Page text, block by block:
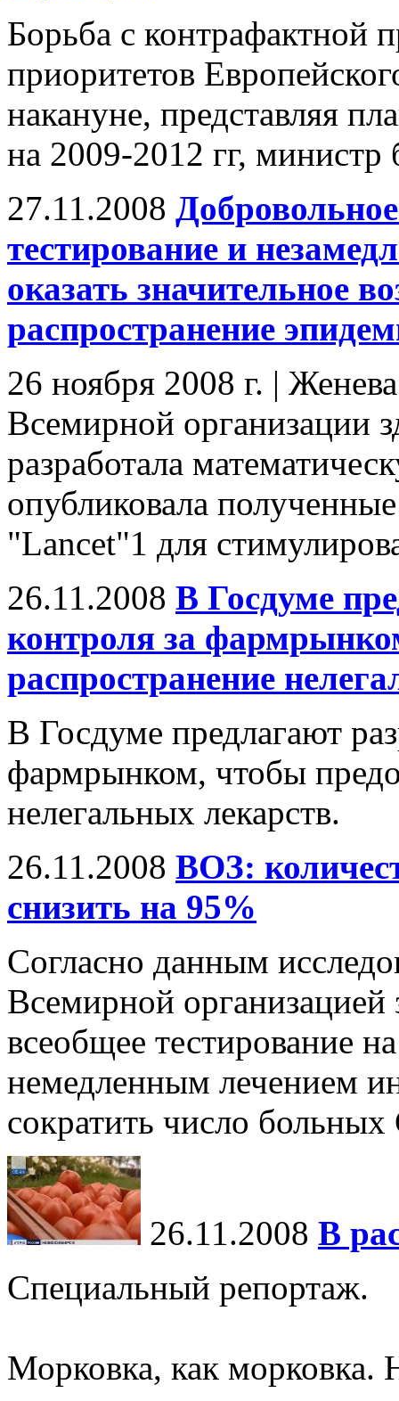
Борьба с контрафактной
приоритетов
накануне, представляя
на 2009-2012 гг,
27.11.2008
тестирование и
оказать значительное
распространение
26 ноября 2008 г. |
Всемирной организации
разработала
опубликовала
"Lancet"1 для
26.11.2008 В Госдуме
контроля за
распространение
В Госдуме предлагают
фармрынком, чтобы
нелегальных лекарств.
26.11.2008 ВОЗ:
снизить на 95%
Согласно данным
Всемирной
всеобщее тестирование
немедленным лечением
сократить число
26.11.2008 В
Специальный репортаж.
Морковка, как